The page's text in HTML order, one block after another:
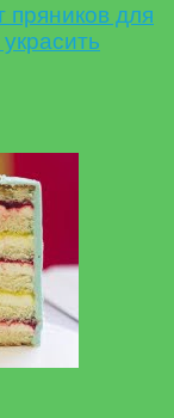
пряников для